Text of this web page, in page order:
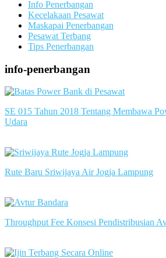
Info Penerbangan
Kecelakaan Pesawat
Maskapai Penerbangan
Pesawat Terbang
Tips Penerbangan
info-penerbangan
SE 015 Tahun 2018 Tentang Membawa
Udara
Rute Baru Sriwijaya Air Jogja Lampung
Throughput Fee Konsesi Pendistribusian